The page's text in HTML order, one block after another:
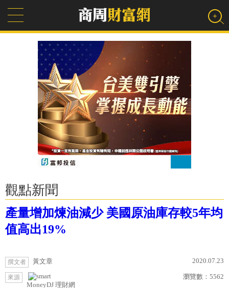
觀點新聞
產量增加煉油減少 美國原油庫存較5年均
值高出19%
撰文者 黃文章 2020.07.23
來源
MoneyDJ 理財網
瀏覽數： 5562